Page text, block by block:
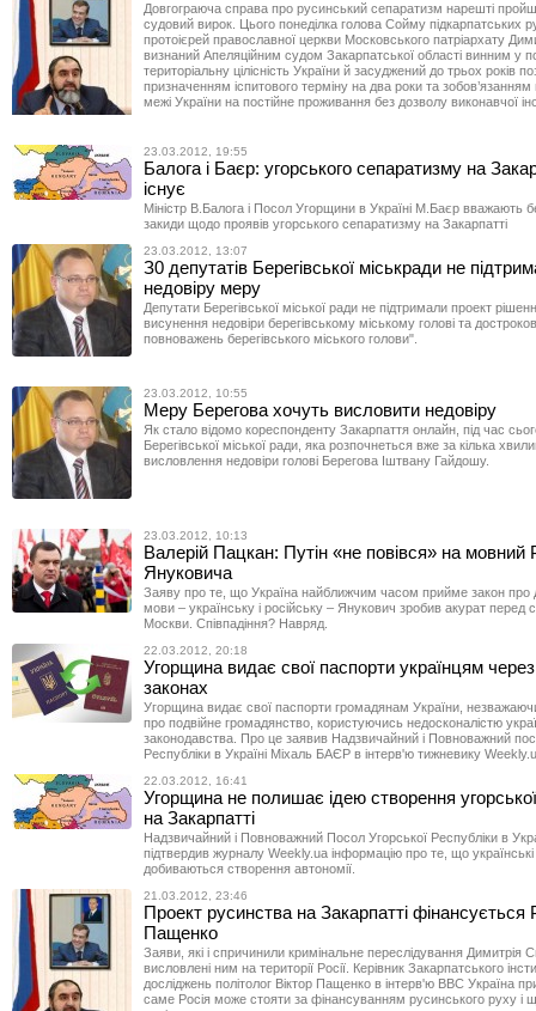
Довгограюча справа про русинський сепаратизм нарешті
судовий вирок. Цього понеділка голова Сойму підкарпатських
протоієрей православної церкви Московського патріархату
визнаний Апеляційним судом Закарпатської області винним у
територіальну цілісність України й засуджений до трьох років
призначенням іспитового терміну на два роки та
межі України на постійне проживання без дозволу виконавчої
23.03.2012, 19:55
Балога і Баєр: угорського сепаратизму на
існує
Міністр В.Балога і Посол Угорщини в Україні М.Баєр вважають
закиди щодо проявів угорського сепаратизму на Закарпатті
23.03.2012, 13:07
З0 депутатів Берегівської міськради не
недовіру меру
Депутати Берегівської міської ради не підтримали проект
висунення недовіри берегівському міському голові та
повноважень берегівського міського голови".
23.03.2012, 10:55
Меру Берегова хочуть висловити недовіру
Як стало відомо кореспонденту Закарпаття онлайн, під час
Берегівської міської ради, яка розпочнеться вже за кілька
висловлення недовіри голові Берегова Іштвану Гайдошу.
23.03.2012, 10:13
Валерій Пацкан: Путін «не повівся» на мовний
Януковича
Заяву про те, що Україна найближчим часом прийме закон про
мови – українську і російську – Янукович зробив акурат перед
Москви. Співпадіння? Навряд.
22.03.2012, 20:18
Угорщина видає свої паспорти українцям через
законах
Угорщина видає свої паспорти громадянам України,
про подвійне громадянство, користуючись недосконалістю
законодавства. Про це заявив Надзвичайний і Повноважний
Республіки в Україні Міхаль БАЄР в інтерв'ю тижневику
22.03.2012, 16:41
Угорщина не полишає ідею створення угорської
на Закарпатті
Надзвичайний і Повноважний Посол Угорської Республіки в
підтвердив журналу Weekly.ua інформацію про те, що українські
добиваються створення автономії.
21.03.2012, 23:46
Проект русинства на Закарпатті фінансується
Пащенко
Заяви, які і спричинили кримінальне переслідування Димитрія
висловлені ним на території Росії. Керівник Закарпатського
досліджень політолог Віктор Пащенко в інтерв'ю ВВС Україна
саме Росія може стояти за фінансуванням русинського руху і